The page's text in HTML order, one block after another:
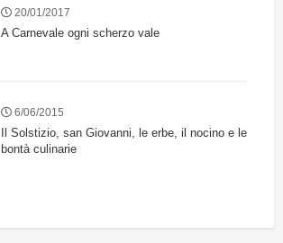
20/01/2017
A Carnevale ogni scherzo vale
6/06/2015
Il Solstizio, san Giovanni, le erbe, il nocino e le
bontà culinarie